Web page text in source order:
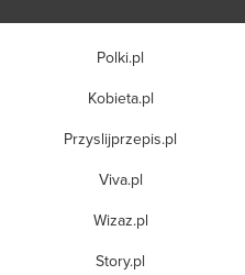
Polki.pl
Kobieta.pl
Przyslijprzepis.pl
Viva.pl
Wizaz.pl
Story.pl